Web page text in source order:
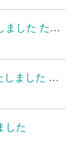
令和８年度の学校説明会は終了いたしました たくさんのご参加あり...
令和８年度の学校説明会は終了いたしました たくさんのご参加...
した